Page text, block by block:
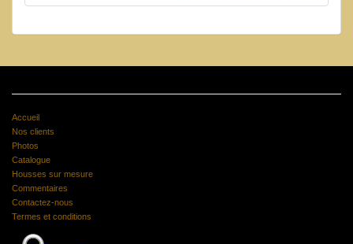
Accueil
Nos clients
Photos
Catalogue
Housses sur mesure
Commentaires
Contactez-nous
Termes et conditions